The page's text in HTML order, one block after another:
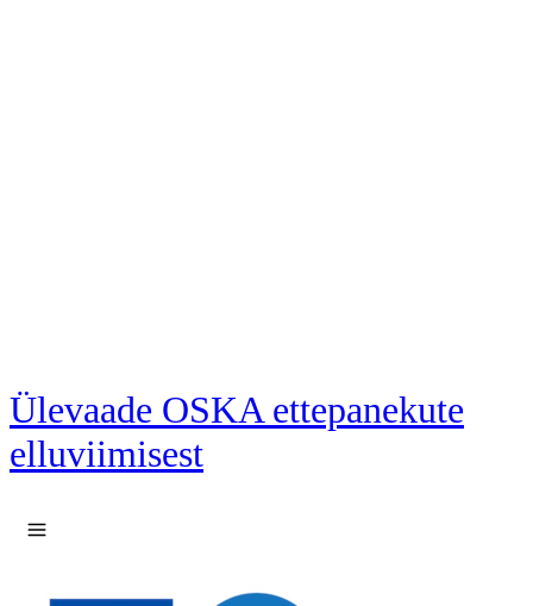
Ülevaade OSKA ettepanekute
elluviimisest
Ava menüü